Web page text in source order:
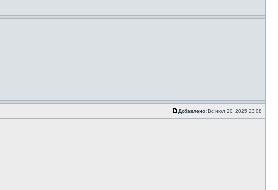
Добавлено: Вс июл 20, 2025 23:08